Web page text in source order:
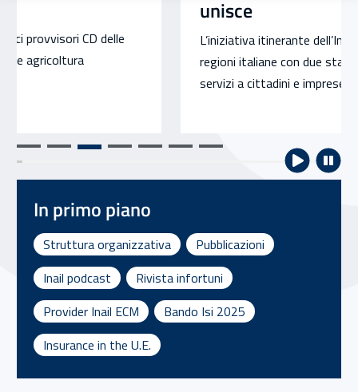
L’iniziativa itinerante dell’Inail che toccherà tutte le
regioni italiane con due stazioni mobili per offrire
In primo piano
Struttura organizzativa
Pubblicazioni
Inail podcast
Rivista infortuni
Provider Inail ECM
Bando Isi 2025
Insurance in the U.E.